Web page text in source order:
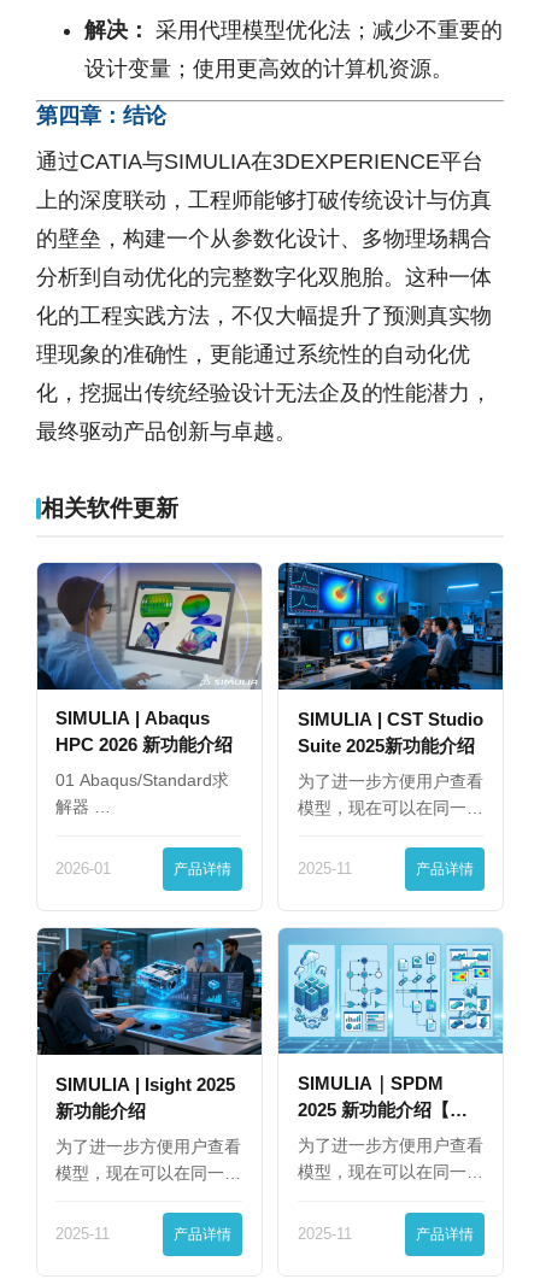
解决： 采用代理模型优化法；减少不重要的
设计变量；使用更高效的计算机资源。
第四章：结论
通过CATIA与SIMULIA在3DEXPERIENCE平台
上的深度联动，工程师能够打破传统设计与仿真
的壁垒，构建一个从参数化设计、多物理场耦合
分析到自动优化的完整数字化双胞胎。这种一体
化的工程实践方法，不仅大幅提升了预测真实物
理现象的准确性，更能通过系统性的自动化优
化，挖掘出传统经验设计无法企及的性能潜力，
最终驱动产品创新与卓越。
相关软件更新
SIMULIA | Abaqus
HPC 2026 新功能介绍
01 Abaqus/Standard求
解器 …
2026-01 产品详情
SIMULIA | CST Studio
Suite 2025新功能介绍
为了进一步方便用户查看
模型，现在可以在同一
2025-11 产品详情
SIMULIA | Isight 2025
新功能介绍
为了进一步方便用户查看
模型，现在可以在同一
2025-11 产品详情
SIMULIA｜SPDM
2025 新功能介绍【下
篇】
为了进一步方便用户查看
模型，现在可以在同一
2025-11 产品详情